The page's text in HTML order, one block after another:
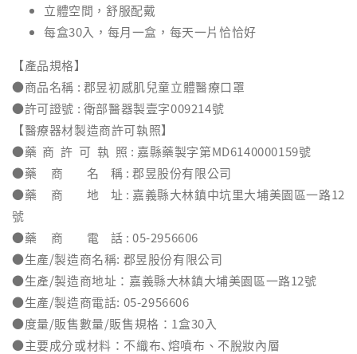
立體空間，舒服配戴
每盒30入，每月一盒，每天一片恰恰好
【產品規格】
●商品名稱 : 郡昱初感肌兒童立體醫療口罩
●許可證號 : 衛部醫器製壹字009214號
【醫療器材製造商許可執照】
●藥 商 許 可 執 照 : 嘉縣藥製字第MD6140000159號
●藥 商 名 稱 : 郡昱股份有限公司
●藥 商 地 址 : 嘉義縣大林鎮中坑里大埔美園區一路12
號
●藥 商 電 話 : 05-2956606
●生產/製造商名稱: 郡昱股份有限公司
●生產/製造商地址：嘉義縣大林鎮大埔美園區一路12號
●生產/製造商電話: 05-2956606
●度量/販售數量/販售規格：1盒30入
●主要成分或材料：不織布､熔噴布、不脫妝內層